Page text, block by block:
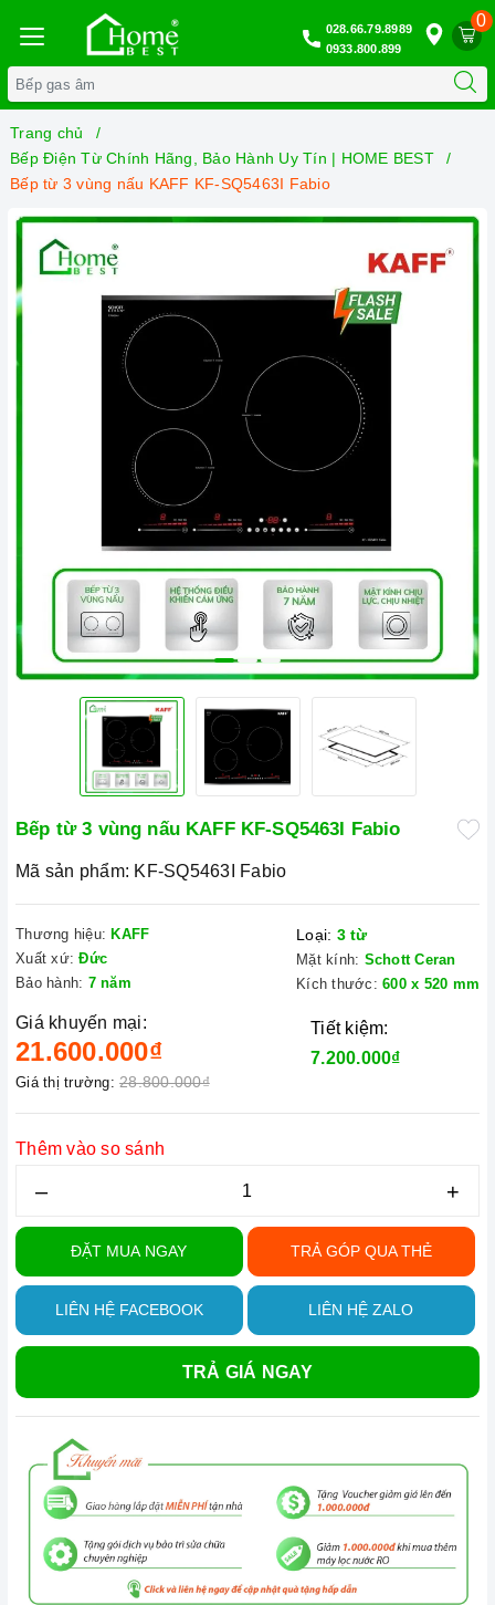
0
028.66.79.8989
0933.800.899
Trang chủ
Bếp Điện Từ Chính Hãng, Bảo Hành Uy Tín | HOME BEST
Bếp từ 3 vùng nấu KAFF KF-SQ5463I Fabio
Bếp từ 3 vùng nấu KAFF KF-SQ5463I Fabio
Mã sản phẩm: KF-SQ5463I Fabio
Thương hiệu: KAFF
Xuất xứ: Đức
Bảo hành: 7 năm
Loại: 3 từ
Mặt kính: Schott Ceran
Kích thước: 600 x 520 mm
Giá khuyến mại:
21.600.000₫
Giá thị trường: 28.800.000₫
Tiết kiệm:
7.200.000₫
Thêm vào so sánh
– +
ĐẶT MUA NGAY TRẢ GÓP QUA THẺ
LIÊN HỆ FACEBOOK LIÊN HỆ ZALO
TRẢ GIÁ NGAY